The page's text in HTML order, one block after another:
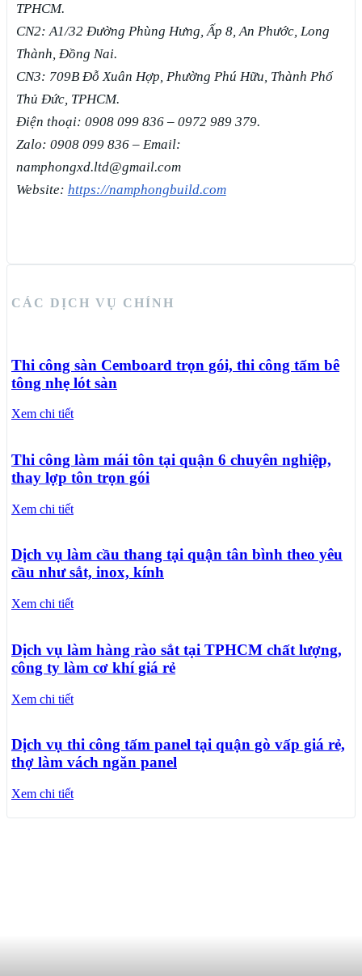
TPHCM.
CN2: A1/32 Đường Phùng Hưng, Ấp 8, An Phước, Long
Thành, Đồng Nai.
CN3: 709B Đỗ Xuân Hợp, Phường Phú Hữu, Thành Phố
Thủ Đức, TPHCM.
Điện thoại: 0908 099 836 – 0972 989 379.
Zalo: 0908 099 836 – Email:
namphongxd.ltd@gmail.com
Website: https://namphongbuild.com
CÁC DỊCH VỤ CHÍNH
Thi công sàn Cemboard trọn gói, thi công tấm bê
tông nhẹ lót sàn
Xem chi tiết
Thi công làm mái tôn tại quận 6 chuyên nghiệp,
thay lợp tôn trọn gói
Xem chi tiết
Dịch vụ làm cầu thang tại quận tân bình theo yêu
cầu như sắt, inox, kính
Xem chi tiết
Dịch vụ làm hàng rào sắt tại TPHCM chất lượng,
công ty làm cơ khí giá rẻ
Xem chi tiết
Dịch vụ thi công tấm panel tại quận gò vấp giá rẻ,
thợ làm vách ngăn panel
Xem chi tiết